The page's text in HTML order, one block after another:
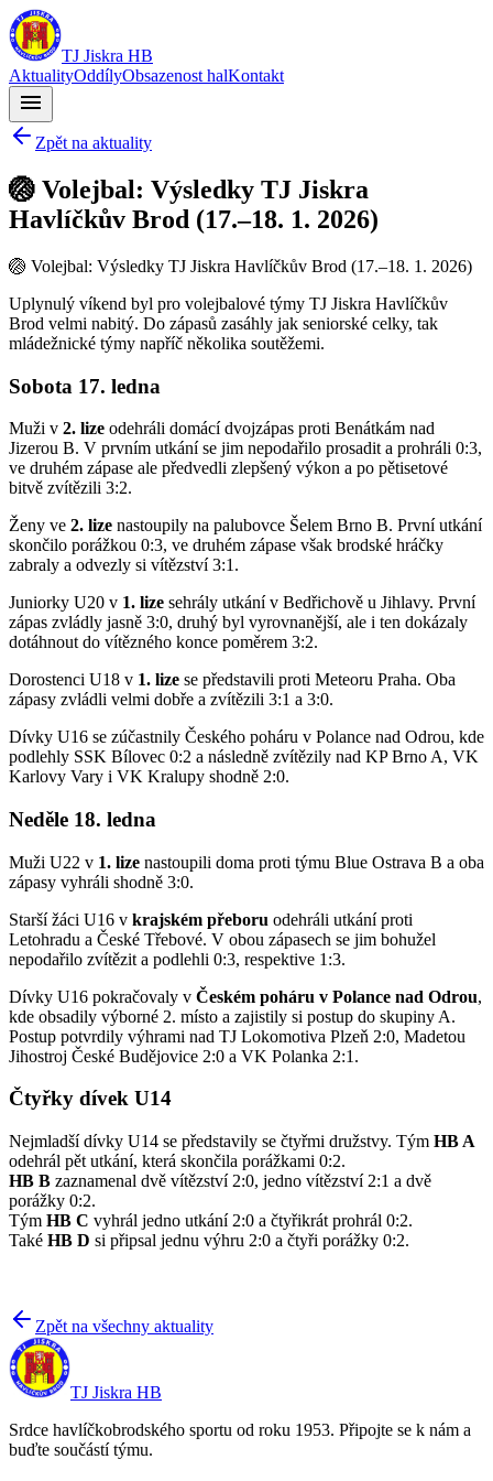
TJ Jiskra HB
AktualityOddílyObsazenost halKontakt
menu
Zpět na aktuality
🏐 Volejbal: Výsledky TJ Jiskra
Havlíčkův Brod (17.–18. 1. 2026)
🏐 Volejbal: Výsledky TJ Jiskra Havlíčkův Brod (17.–18. 1. 2026)
Uplynulý víkend byl pro volejbalové týmy TJ Jiskra Havlíčkův
Brod velmi nabitý. Do zápasů zasáhly jak seniorské celky, tak
mládežnické týmy napříč několika soutěžemi.
Sobota 17. ledna
Muži v 2. lize odehráli domácí dvojzápas proti Benátkám nad
Jizerou B. V prvním utkání se jim nepodařilo prosadit a prohráli 0:3,
ve druhém zápase ale předvedli zlepšený výkon a po pětisetové
bitvě zvítězili 3:2.
Ženy ve 2. lize nastoupily na palubovce Šelem Brno B. První utkání
skončilo porážkou 0:3, ve druhém zápase však brodské hráčky
zabraly a odvezly si vítězství 3:1.
Juniorky U20 v 1. lize sehrály utkání v Bedřichově u Jihlavy. První
zápas zvládly jasně 3:0, druhý byl vyrovnanější, ale i ten dokázaly
dotáhnout do vítězného konce poměrem 3:2.
Dorostenci U18 v 1. lize se představili proti Meteoru Praha. Oba
zápasy zvládli velmi dobře a zvítězili 3:1 a 3:0.
Dívky U16 se zúčastnily Českého poháru v Polance nad Odrou, kde
podlehly SSK Bílovec 0:2 a následně zvítězily nad KP Brno A, VK
Karlovy Vary i VK Kralupy shodně 2:0.
Neděle 18. ledna
Muži U22 v 1. lize nastoupili doma proti týmu Blue Ostrava B a oba
zápasy vyhráli shodně 3:0.
Starší žáci U16 v krajském přeboru odehráli utkání proti
Letohradu a České Třebové. V obou zápasech se jim bohužel
nepodařilo zvítězit a podlehli 0:3, respektive 1:3.
Dívky U16 pokračovaly v Českém poháru v Polance nad Odrou,
kde obsadily výborné 2. místo a zajistily si postup do skupiny A.
Postup potvrdily výhrami nad TJ Lokomotiva Plzeň 2:0, Madetou
Jihostroj České Budějovice 2:0 a VK Polanka 2:1.
Čtyřky dívek U14
Nejmladší dívky U14 se představily se čtyřmi družstvy. Tým HB A
odehrál pět utkání, která skončila porážkami 0:2.
HB B zaznamenal dvě vítězství 2:0, jedno vítězství 2:1 a dvě
porážky 0:2.
Tým HB C vyhrál jedno utkání 2:0 a čtyřikrát prohrál 0:2.
Také HB D si připsal jednu výhru 2:0 a čtyři porážky 0:2.
Zpět na všechny aktuality
TJ Jiskra HB
Srdce havlíčkobrodského sportu od roku 1953. Připojte se k nám a
buďte součástí týmu.